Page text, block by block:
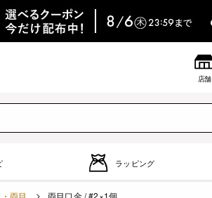
店舗
ラッピング
両目 両目口金 / #2×1個